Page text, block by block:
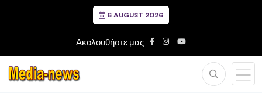
6 AUGUST 2026
Ακολουθήστε μας